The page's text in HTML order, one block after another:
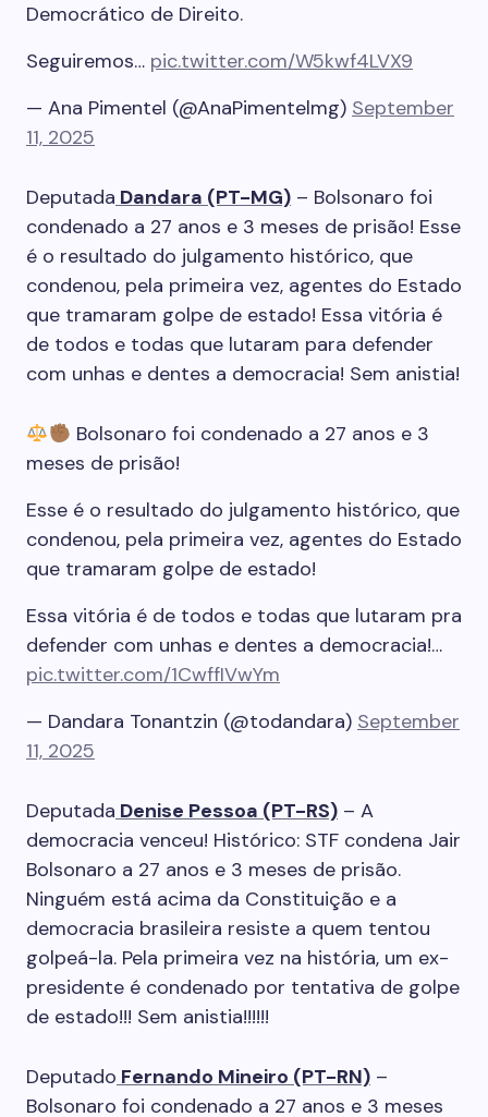
Democrático de Direito.
Seguiremos… pic.twitter.com/W5kwf4LVX9
— Ana Pimentel (@AnaPimentelmg) September
11, 2025
Deputada Dandara (PT-MG) – Bolsonaro foi
condenado a 27 anos e 3 meses de prisão! Esse
é o resultado do julgamento histórico, que
condenou, pela primeira vez, agentes do Estado
que tramaram golpe de estado! Essa vitória é
de todos e todas que lutaram para defender
com unhas e dentes a democracia! Sem anistia!
Bolsonaro foi condenado a 27 anos e 3
meses de prisão!
Esse é o resultado do julgamento histórico, que
condenou, pela primeira vez, agentes do Estado
que tramaram golpe de estado!
Essa vitória é de todos e todas que lutaram pra
defender com unhas e dentes a democracia!…
pic.twitter.com/1CwffIVwYm
— Dandara Tonantzin (@todandara) September
11, 2025
Deputada Denise Pessoa (PT-RS) – A
democracia venceu! Histórico: STF condena Jair
Bolsonaro a 27 anos e 3 meses de prisão.
Ninguém está acima da Constituição e a
democracia brasileira resiste a quem tentou
golpeá-la. Pela primeira vez na história, um ex-
presidente é condenado por tentativa de golpe
de estado!!! Sem anistia!!!!!!
Deputado Fernando Mineiro (PT-RN) –
Bolsonaro foi condenado a 27 anos e 3 meses